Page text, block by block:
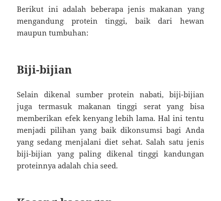
Berikut ini adalah beberapa jenis makanan yang
mengandung protein tinggi, baik dari hewan
maupun tumbuhan:
Biji-bijian
Selain dikenal sumber protein nabati, biji-bijian
juga termasuk makanan tinggi serat yang bisa
memberikan efek kenyang lebih lama. Hal ini tentu
menjadi pilihan yang baik dikonsumsi bagi Anda
yang sedang menjalani diet sehat. Salah satu jenis
biji-bijian yang paling dikenal tinggi kandungan
proteinnya adalah chia seed.